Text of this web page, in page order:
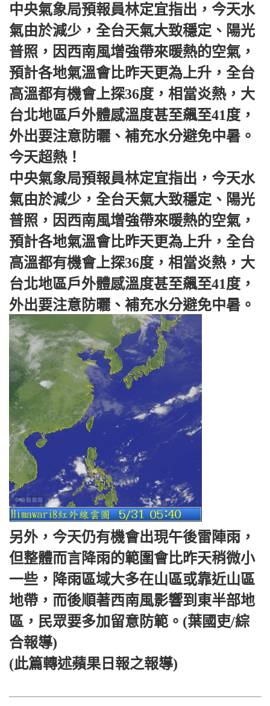
中央氣象局預報員林定宜指出，今天水
氣由於減少，全台天氣大致穩定、陽光
普照，因西南風增強帶來暖熱的空氣，
預計各地氣溫會比昨天更為上升，全台
高溫都有機會上探36度，相當炎熱，大
台北地區戶外體感溫度甚至飆至41度，
外出要注意防曬、補充水分避免中暑。
今天超熱！
中央氣象局預報員林定宜指出，今天水
氣由於減少，全台天氣大致穩定、陽光
普照，因西南風增強帶來暖熱的空氣，
預計各地氣溫會比昨天更為上升，全台
高溫都有機會上探36度，相當炎熱，大
台北地區戶外體感溫度甚至飆至41度，
外出要注意防曬、補充水分避免中暑。
另外，今天仍有機會出現午後雷陣雨，
但整體而言降雨的範圍會比昨天稍微小
一些，降雨區域大多在山區或靠近山區
地帶，而後順著西南風影響到東半部地
區，民眾要多加留意防範。(葉國吏/綜
合報導)
(此篇轉述蘋果日報之報導)